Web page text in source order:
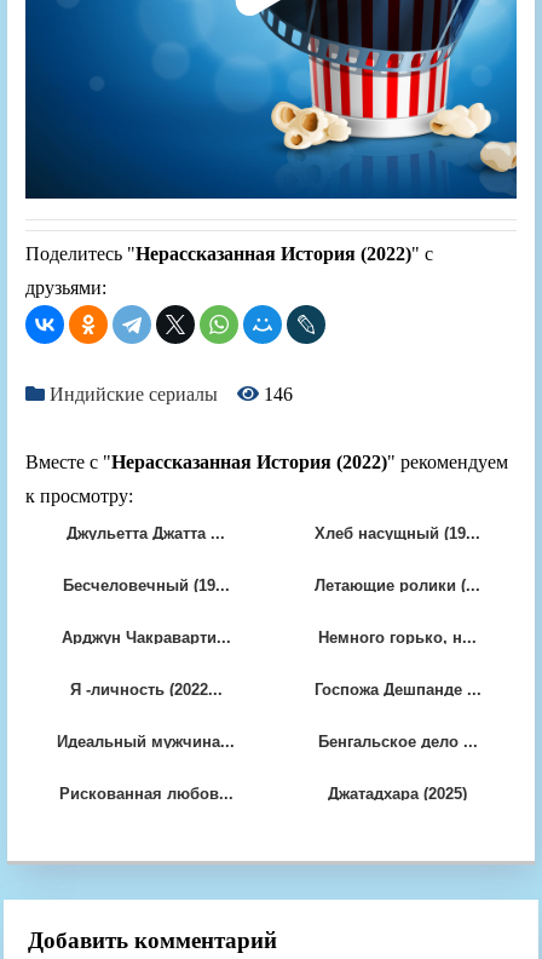
Поделитесь "Нерассказанная История (2022)" с
друзьями:
Индийские сериалы 146
Вместе с "Нерассказанная История (2022)" рекомендуем
к просмотру:
Джульетта Джатта ... Хлеб насущный (19...
Бесчеловечный (19... Летающие ролики (...
Арджун Чакраварти... Немного горько, н...
Я -личность (2022... Госпожа Дешпанде ...
Идеальный мужчина... Бенгальское дело ...
Рискованная любов... Джатадхара (2025)
Добавить комментарий